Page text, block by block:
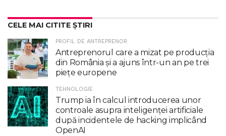
CELE MAI CITITE ȘTIRI
PROFIL DE ANTREPRENOR
Antreprenorul care a mizat pe producția
din România și a ajuns într-un an pe trei
piețe europene
TEHNOLOGIE
Trump ia în calcul introducerea unor
controale asupra inteligenţei artificiale
după incidentele de hacking implicând
OpenAI